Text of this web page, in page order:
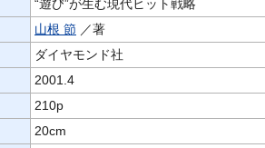
“遊び”が生む現代ヒット戦略
山根 節 ／著
ダイヤモンド社
2001.4
210p
20cm